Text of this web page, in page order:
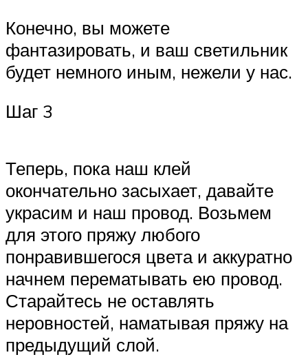
Конечно, вы можете
фантазировать, и ваш светильник
будет немного иным, нежели у нас.
Шаг 3
Теперь, пока наш клей
окончательно засыхает, давайте
украсим и наш провод. Возьмем
для этого пряжу любого
понравившегося цвета и аккуратно
начнем перематывать ею провод.
Старайтесь не оставлять
неровностей, наматывая пряжу на
предыдущий слой.